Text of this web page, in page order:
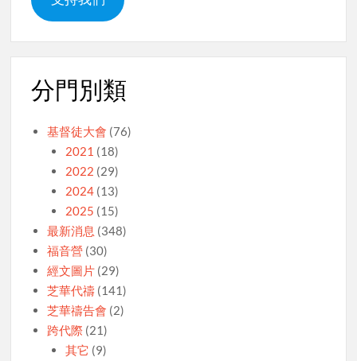
分門別類
基督徒大會 (76)
2021 (18)
2022 (29)
2024(13)
2025 (15)
最新消息 (348)
福音營 (30)
經文圖片 (29)
芝華代禱 (141)
芝華禱告會 (2)
跨代際 (21)
其它 (9)